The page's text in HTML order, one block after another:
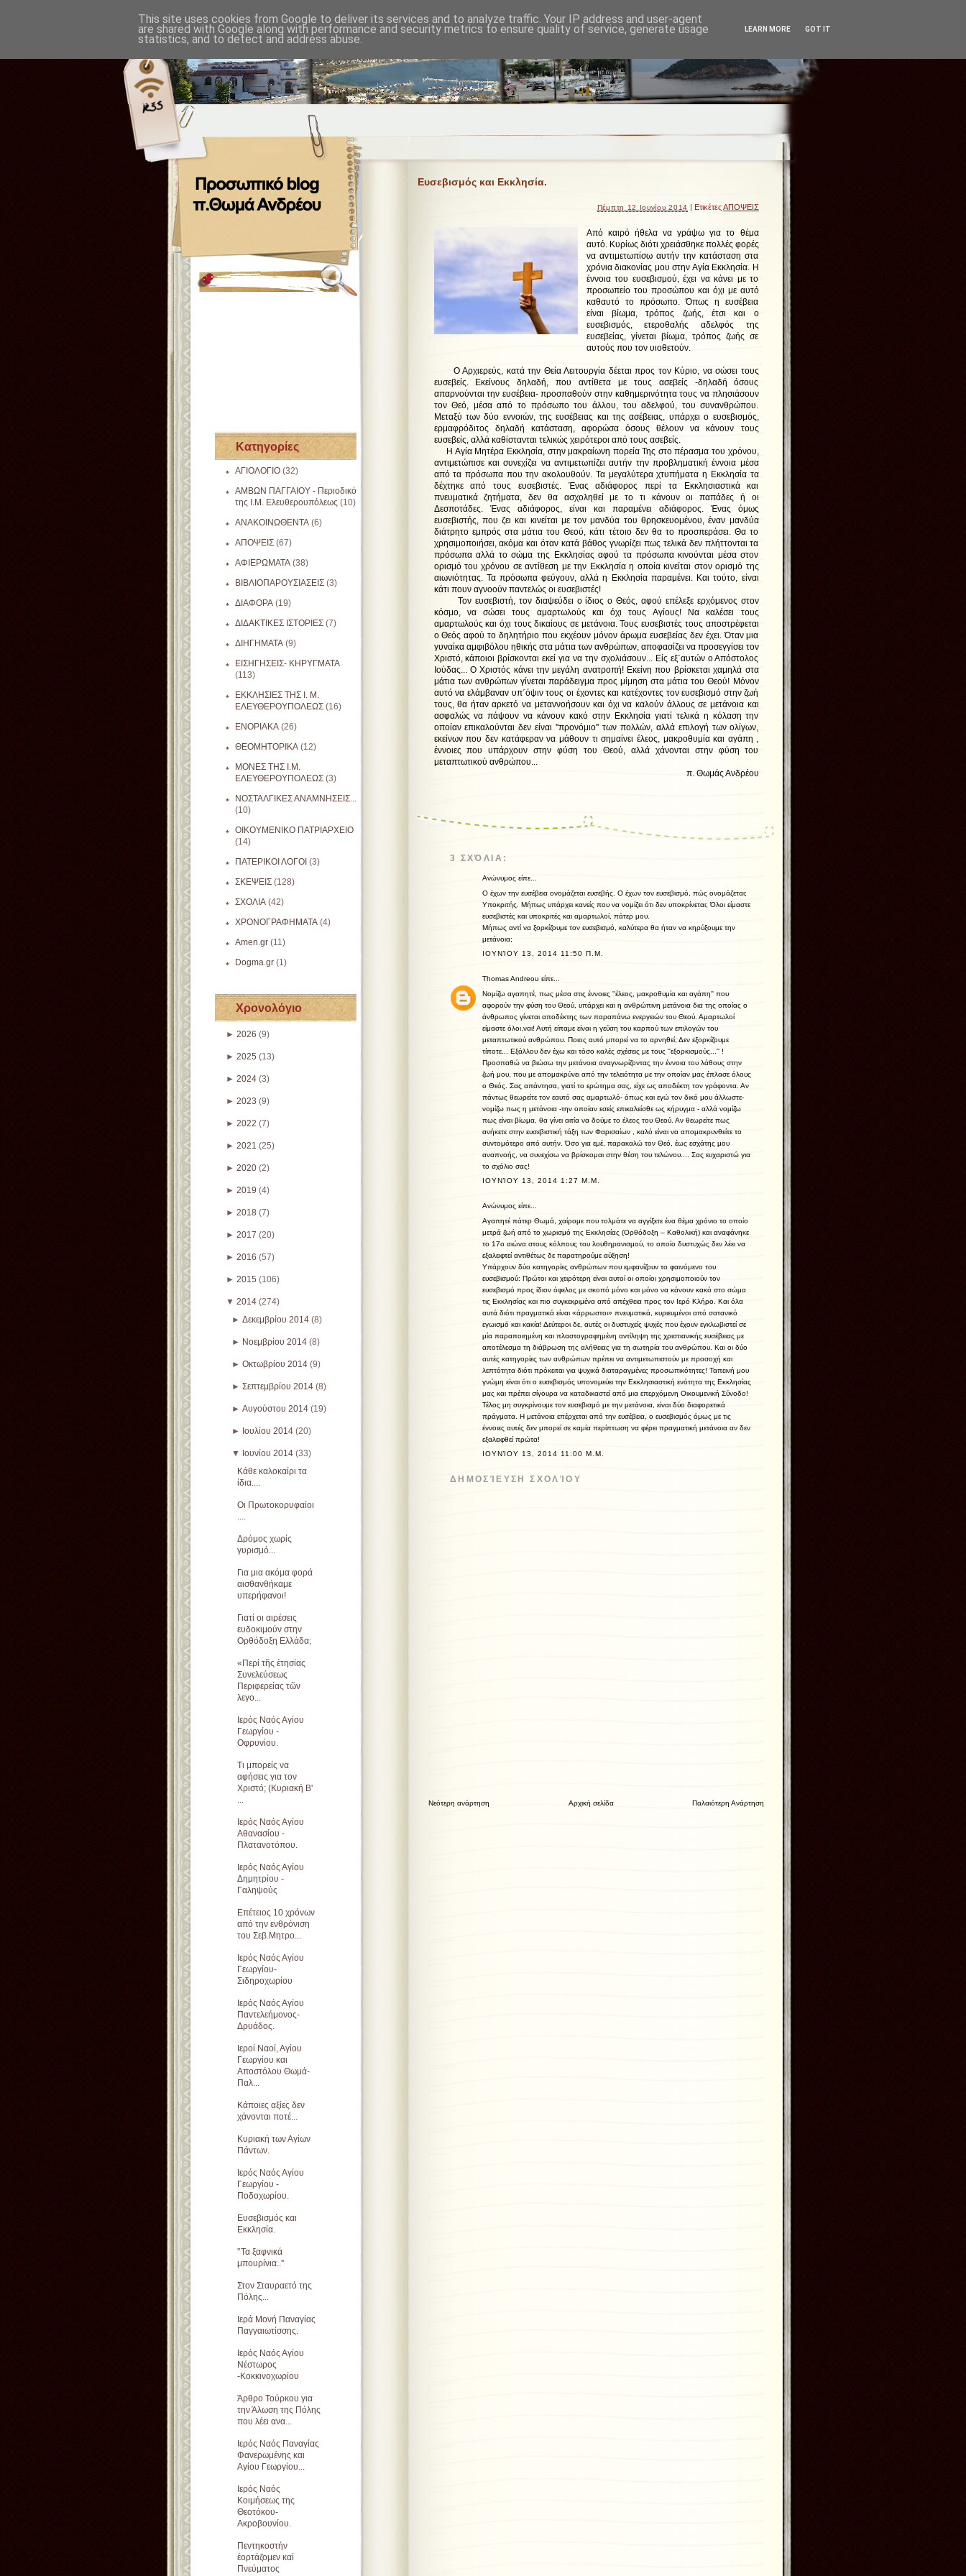
Κατηγορίες
ΑΓΙΟΛΟΓΙΟ (32)
ΑΜΒΩΝ ΠΑΓΓΑΙΟΥ - Περιοδικό
της Ι.Μ. Ελευθερουπόλεως (10)
ΑΝΑΚΟΙΝΩΘΕΝΤΑ (6)
ΑΠΟΨΕΙΣ (67)
ΑΦΙΕΡΩΜΑΤΑ (38)
ΒΙΒΛΙΟΠΑΡΟΥΣΙΑΣΕΙΣ (3)
ΔΙΑΦΟΡΑ (19)
ΔΙΔΑΚΤΙΚΕΣ ΙΣΤΟΡΙΕΣ (7)
ΔΙΗΓΗΜΑΤΑ (9)
ΕΙΣΗΓΗΣΕΙΣ- ΚΗΡΥΓΜΑΤΑ
(113)
ΕΚΚΛΗΣΙΕΣ ΤΗΣ Ι. Μ.
ΕΛΕΥΘΕΡΟΥΠΟΛΕΩΣ (16)
ΕΝΟΡΙΑΚΑ (26)
ΘΕΟΜΗΤΟΡΙΚΑ (12)
ΜΟΝΕΣ ΤΗΣ Ι.Μ.
ΕΛΕΥΘΕΡΟΥΠΟΛΕΩΣ (3)
ΝΟΣΤΑΛΓΙΚΕΣ ΑΝΑΜΝΗΣΕΙΣ...
(10)
ΟΙΚΟΥΜΕΝΙΚΟ ΠΑΤΡΙΑΡΧΕΙΟ
(14)
ΠΑΤΕΡΙΚΟΙ ΛΟΓΟΙ (3)
ΣΚΕΨΕΙΣ (128)
ΣΧΟΛΙΑ (42)
ΧΡΟΝΟΓΡΑΦΗΜΑΤΑ (4)
Amen.gr (11)
Dogma.gr (1)
Χρονολόγιο
► 2026 (9)
► 2025 (13)
► 2024 (3)
► 2023 (9)
► 2022 (7)
► 2021 (25)
► 2020 (2)
► 2019 (4)
► 2018 (7)
► 2017 (20)
► 2016 (57)
► 2015 (106)
▼ 2014 (274)
► Δεκεμβρίου 2014 (8)
► Νοεμβρίου 2014 (8)
► Οκτωβρίου 2014 (9)
► Σεπτεμβρίου 2014 (8)
► Αυγούστου 2014 (19)
► Ιουλίου 2014 (20)
▼ Ιουνίου 2014 (33)
Κάθε καλοκαίρι τα
ίδια....
Οι Πρωτοκορυφαίοι
....
Δρόμος χωρίς
γυρισμό...
Για μια ακόμα φορά
αισθανθήκαμε
υπερήφανοι!
Γιατί οι αιρέσεις
ευδοκιμούν στην
Ορθόδοξη Ελλάδα;
«Περί τῆς ἐτησίας
Συνελεύσεως
Περιφερείας τῶν
λεγο...
Ιερός Ναός Αγίου
Γεωργίου -
Οφρυνίου.
Τι μπορείς να
αφήσεις για τον
Χριστό; (Κυριακή Β'
...
Ιερός Ναός Αγίου
Αθανασίου -
Πλατανοτόπου.
Ιερός Ναός Αγίου
Δημητρίου -
Γαληψούς
Επέτειος 10 χρόνων
από την ενθρόνιση
του Σεβ.Μητρο...
Ιερός Ναός Αγίου
Γεωργίου-
Σιδηροχωρίου
Ιερός Ναός Αγίου
Παντελεήμονος-
Δρυάδος.
Ιεροί Ναοί, Αγίου
Γεωργίου και
Αποστόλου Θωμά-
Παλ...
Κάποιες αξίες δεν
χάνονται ποτέ...
Κυριακή των Αγίων
Πάντων.
Ιερός Ναός Αγίου
Γεωργίου -
Ποδοχωρίου.
Ευσεβισμός και
Εκκλησία.
'’Τα ξαφνικά
μπουρίνια..''
Στον Σταυραετό της
Πόλης...
Iερά Μονή Παναγίας
Παγγαιωτίσσης.
Ιερός Ναός Αγίου
Νέστωρος
-Κοκκινοχωρίου
Άρθρο Τούρκου για
την Άλωση της Πόλης
που λέει ανα...
Ιερός Ναός Παναγίας
Φανερωμένης και
Αγίου Γεωργίου...
Ιερός Ναός
Κοιμήσεως της
Θεοτόκου-
Ακροβουνίου.
Πεντηκοστήν
ἑορτάζομεν καί
Πνεύματος
Ευσεβισμός και Εκκλησία.
Πέμπτη 12 Ιουνίου 2014 | ΕτικέτεςΑΠΟΨΕΙΣ
Από καιρό ήθελα να γράψω για το θέμα
αυτό. Κυρίως διότι χρειάσθηκε πολλές φορές
να αντιμετωπίσω αυτήν την κατάσταση στα
χρόνια διακονίας μου στην Αγία Εκκλησία. Η
έννοια του ευσεβισμού, έχει να κάνει με το
προσωπείο του προσώπου και όχι με αυτό
καθαυτό το πρόσωπο. Όπως η ευσέβεια
είναι βίωμα, τρόπος ζωής, έτσι και ο
ευσεβισμός, ετεροθαλής αδελφός της
ευσεβείας, γίνεται βίωμα, τρόπος ζωής σε
αυτούς που τον υιοθετούν.
Ο Αρχιερεύς, κατά την Θεία Λειτουργία δέεται προς τον Κύριο, να σώσει τους
ευσεβείς. Εκείνους δηλαδή, που αντίθετα με τους ασεβείς -δηλαδή όσους
απαρνούνται την ευσέβεια- προσπαθούν στην καθημερινότητα τους να πλησιάσουν
τον Θεό, μέσα από το πρόσωπο του άλλου, του αδελφού, του συνανθρώπου.
Μεταξύ των δύο εννοιών, της ευσέβειας και της ασέβειας, υπάρχει ο ευσεβισμός,
ερμαφρόδιτος δηλαδή κατάσταση, αφορώσα όσους θέλουν να κάνουν τους
ευσεβείς, αλλά καθίστανται τελικώς χειρότεροι από τους ασεβείς.
Η Αγία Μητέρα Εκκλησία, στην μακραίωνη πορεία Της στο πέρασμα του χρόνου,
αντιμετώπισε και συνεχίζει να αντιμετωπίζει αυτήν την προβληματική έννοια μέσα
από τα πρόσωπα που την ακολουθούν. Τα μεγαλύτερα χτυπήματα η Εκκλησία τα
δέχτηκε από τους ευσεβιστές. Ένας αδιάφορος περί τα Εκκλησιαστικά και
πνευματικά ζητήματα, δεν θα ασχοληθεί με το τι κάνουν οι παπάδες ή οι
Δεσποτάδες. Ένας αδιάφορος, είναι και παραμένει αδιάφορος. Ένας όμως
ευσεβιστής, που ζει και κινείται με τον μανδύα του θρησκευομένου, έναν μανδύα
διάτρητο εμπρός στα μάτια του Θεού, κάτι τέτοιο δεν θα το προσπεράσει. Θα το
χρησιμοποιήσει, ακόμα και όταν κατά βάθος γνωρίζει πως τελικά δεν πλήττονται τα
πρόσωπα αλλά το σώμα της Εκκλησίας αφού τα πρόσωπα κινούνται μέσα στον
ορισμό του χρόνου σε αντίθεση με την Εκκλησία η οποία κινείται στον ορισμό της
αιωνιότητας. Τα πρόσωπα φεύγουν, αλλά η Εκκλησία παραμένει. Και τούτο, είναι
κάτι πουν αγνοούν παντελώς οι ευσεβιστές!
Τον ευσεβιστή, τον διαψεύδει ο ίδιος ο Θεός, αφού επέλεξε ερχόμενος στον
κόσμο, να σώσει τους αμαρτωλούς και όχι τους Αγίους! Να καλέσει τους
αμαρτωλούς και όχι τους δικαίους σε μετάνοια. Τους ευσεβιστές τους αποστρέφεται
ο Θεός αφού το δηλητήριο που εκχέουν μόνον άρωμα ευσεβείας δεν έχει. Όταν μια
γυναίκα αμφιβόλου ηθικής στα μάτια των ανθρώπων, αποφασίζει να προσεγγίσει τον
Χριστό, κάποιοι βρίσκονται εκεί για να την σχολιάσουν... Είς εξ΄αυτών ο Απόστολος
Ιούδας... Ο Χριστός κάνει την μεγάλη ανατροπή! Εκείνη που βρίσκεται χαμηλά στα
μάτια των ανθρώπων γίνεται παράδειγμα προς μίμηση στα μάτια του Θεού! Μόνον
αυτό να ελάμβαναν υπ΄όψιν τους οι έχοντες και κατέχοντες τον ευσεβισμό στην ζωή
τους, θα ήταν αρκετό να μεταννοήσουν και όχι να καλούν άλλους σε μετάνοια και
ασφαλώς να πάψουν να κάνουν κακό στην Εκκλησία γιατί τελικά η κόλαση την
οποίαν επικαλούνται δεν είναι ''προνόμιο'' των πολλών, αλλά επιλογή των ολίγων,
εκείνων που δεν κατάφεραν να μάθουν τι σημαίνει έλεος, μακροθυμία και αγάπη ,
έννοιες που υπάρχουν στην φύση του Θεού, αλλά χάνονται στην φύση του
μεταπτωτικού ανθρώπου...
π. Θωμάς Ανδρέου
3 ΣΧΌΛΙΑ:
Ανώνυμος είπε...
Ο έχων την ευσέβεια ονομάζεται ευσεβής. Ο έχων τον ευσεβισμό, πώς ονομάζεται;
Υποκριτής. Μήπως υπάρχει κανείς που να νομίζει ότι δεν υποκρίνεται; Όλοι είμαστε
ευσεβιστές και υποκριτές και αμαρτωλοί, πάτερ μου.
Μήπως αντί να ξορκίζουμε τον ευσεβισμό, καλύτερα θα ήταν να κηρύξουμε την
μετάνοια;
ΙΟΥΝΊΟΥ 13, 2014 11:50 Π.Μ.
Thomas Andreou είπε...
Νομίζω αγαπητέ, πως μέσα στις έννοιες ''έλεος, μακροθυμία και αγάπη'' που
αφορούν την φύση του Θεού, υπάρχει και η ανθρώπινη μετάνοια δια της οποίας ο
άνθρωπος γίνεται αποδέκτης των παραπάνω ενεργειών του Θεού. Αμαρτωλοί
είμαστε όλοι,ναι! Αυτή είπαμε είναι η γεύση του καρπού των επιλογών του
μεταπτωτικού ανθρώπου. Ποιος αυτό μπορεί να το αρνηθεί; Δεν εξορκίζουμε
τίποτε... Εξάλλου δεν έχω και τόσο καλές σχέσεις με τους ''εξορκισμούς...'' !
Προσπαθώ να βιώσω την μετάνοια αναγνωρίζοντας την έννοια του λάθους στην
ζωή μου, που με απομακρύνει από την τελειότητα με την οποίαν μας έπλασε όλους
ο Θεός. Σας απάντησα, γιατί το ερώτημα σας, είχε ως αποδέκτη τον γράφοντα. Αν
πάντως θεωρείτε τον εαυτό σας αμαρτωλό- όπως και εγώ τον δικό μου άλλωστε-
νομίζω πως η μετάνοια -την οποίαν εσείς επικαλείσθε ως κήρυγμα - αλλά νομίζω
πως είναι βίωμα, θα γίνει αιτία να δούμε το έλεος του Θεού. Αν θεωρείτε πως
ανήκετε στην ευσεβιστική τάξη των Φαρισαίων , καλό είναι να απομακρυνθείτε το
συντομότερο από αυτήν. Όσο για εμέ, παρακαλώ τον Θεό, έως εσχάτης μου
αναπνοής, να συνεχίσω να βρίσκομαι στην θέση του τελώνου.... Σας ευχαριστώ για
το σχόλιο σας!
ΙΟΥΝΊΟΥ 13, 2014 1:27 Μ.Μ.
Ανώνυμος είπε...
Αγαπητέ πάτερ Θωμά, χαίρομε που τολμάτε να αγγίξετε ένα θέμα χρόνιο το οποίο
μετρά ζωή από το χωρισμό της Εκκλησίας (Ορθόδοξη – Καθολική) και αναφάνηκε
το 17o αιώνα στους κόλπους του λουθηρανισμού, το οποίο δυστυχώς δεν λέει να
εξαλειφτεί αντιθέτως δε παρατηρούμε αύξηση!
Υπάρχουν δύο κατηγορίες ανθρώπων που εμφανίζουν το φαινόμενο του
ευσεβισμού: Πρώτοι και χειρότερη είναι αυτοί οι οποίοι χρησιμοποιούν τον
ευσεβισμό προς ίδιον όφελος με σκοπό μόνο και μόνο να κάνουν κακό στο σώμα
τις Εκκλησίας και πιο συγκεκριμένα από απέχθεια προς τον Ιερό Κλήρο. Και όλα
αυτά διότι πραγματικά είναι «άρρωστοι» πνευματικά, κυριευμένοι από σατανικό
εγωισμό και κακία! Δεύτεροι δε, αυτές οι δυστυχείς ψυχές που έχουν εγκλωβιστεί σε
μία παραποιημένη και πλαστογραφημένη αντίληψη της χριστιανικής ευσέβειας με
αποτέλεσμα τη διάβρωση της αλήθειας για τη σωτηρία του ανθρώπου. Και οι δύο
αυτές κατηγορίες των ανθρώπων πρέπει να αντιμετωπιστούν με προσοχή και
λεπτότητα διότι πρόκειται για ψυχικά διαταραγμένες προσωπικότητες! Ταπεινή μου
γνώμη είναι ότι ο ευσεβισμός υπονομεύει την Εκκλησιαστική ενότητα της Εκκλησίας
μας και πρέπει σίγουρα να καταδικαστεί από μια επερχόμενη Οικουμενική Σύνοδο!
Τέλος μη συγκρίνουμε τον ευσεβισμό με την μετάνοια, είναι δύο διαφορετικά
πράγματα. Η μετάνοια επέρχεται από την ευσέβεια, ο ευσεβισμός όμως με τις
έννοιες αυτές δεν μπορεί σε καμία περίπτωση να φέρει πραγματική μετάνοια αν δεν
εξαλειφθεί πρώτα!
ΙΟΥΝΊΟΥ 13, 2014 11:00 Μ.Μ.
ΔΗΜΟΣΊΕΥΣΗ ΣΧΟΛΊΟΥ
Νεότερη ανάρτηση Παλαιότερη Ανάρτηση
Αρχική σελίδα
This site uses cookies from Google to deliver its services and to analyze traffic. Your IP address and user-agent
are shared with Google along with performance and security metrics to ensure quality of service, generate usage
statistics, and to detect and address abuse.
LEARN MORE GOT IT